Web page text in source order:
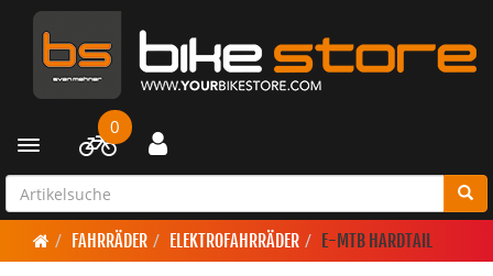
Toggle navigation
0
FAHRRÄDER ELEKTROFAHRRÄDER E-MTB HARDTAIL